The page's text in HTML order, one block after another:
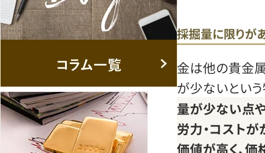
採掘量に限りが
金は他の貴金
が少ないという
量が少ない点
労力・コスト
価値が高く、価